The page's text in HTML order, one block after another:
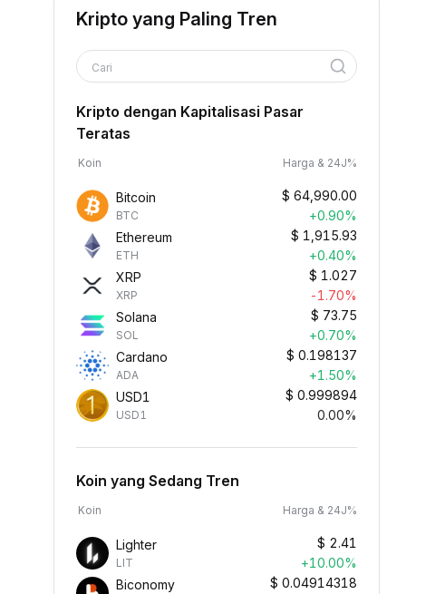
Kripto yang Paling Tren
Cari
Kripto dengan Kapitalisasi Pasar
Teratas
Koin Harga & 24J%
Bitcoin
BTC
$ 64,990.00
+0.90%
Ethereum
ETH
$ 1,915.93
+0.40%
XRP
XRP
$ 1.027
-1.70%
Solana
SOL
$ 73.75
+0.70%
Cardano
ADA
$ 0.198137
+1.50%
USD1
USD1
$ 0.999894
0.00%
Koin yang Sedang Tren
Koin Harga & 24J%
Lighter
LIT
$ 2.41
+10.00%
Biconomy
$ 0.04914318